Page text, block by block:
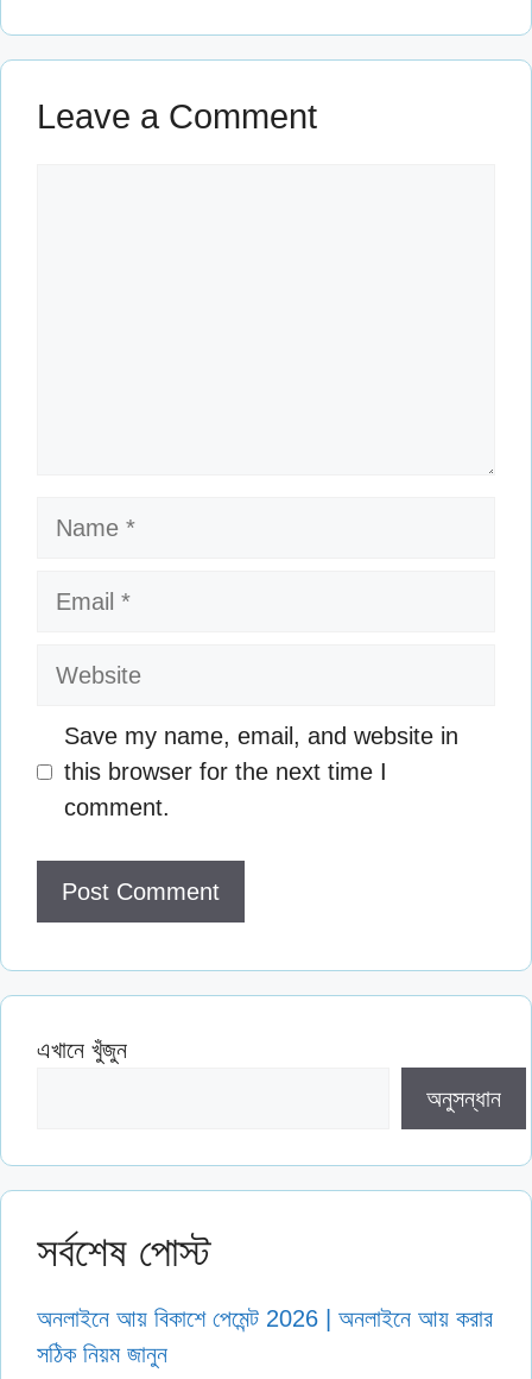
Leave a Comment
Name
Email
Website
Save my name, email, and website in
this browser for the next time I
comment.
এখানে খুঁজুন
অনুসন্ধান
সর্বশেষ পোস্ট
অনলাইনে আয় বিকাশে পেমেন্ট 2026 | অনলাইনে আয় করার
সঠিক নিয়ম জানুন